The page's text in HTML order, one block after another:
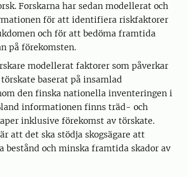
Forskarna har sedan modellerat och
för att identifiera riskfaktorer
och för att bedöma framtida
på förekomsten.
modellerat faktorer som påverkar
baserat på insamlad
den finska nationella inventeringen i
informationen finns träd- och
inklusive förekomst av törskate.
att det ska stödja skogsägare att
bestånd och minska framtida skador av